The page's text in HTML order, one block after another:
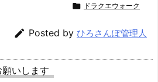
 ドラクエウォーク
 Posted by ひろさんぽ管理人
いします